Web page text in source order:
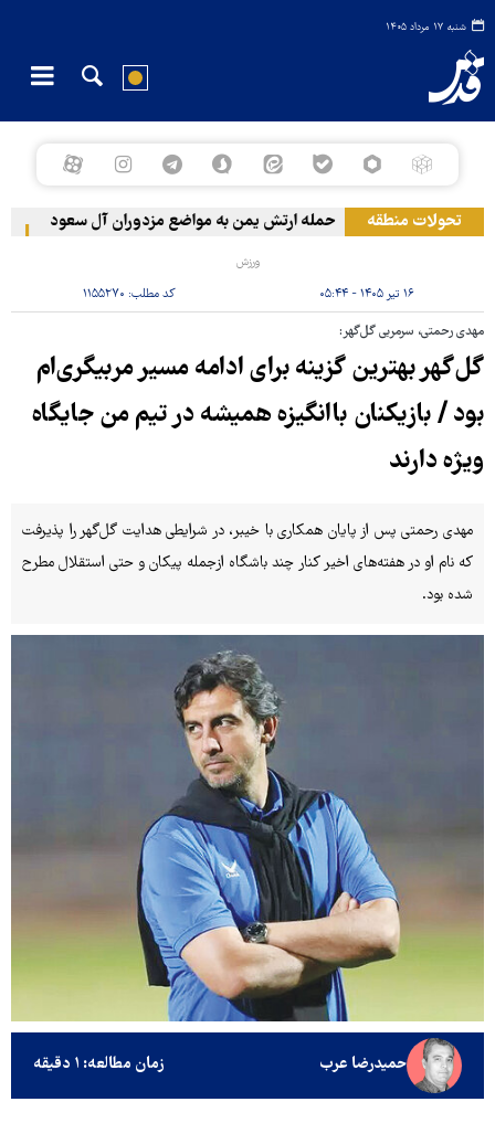
شنبه ۱۷ مرداد ۱۴۰۵
تحولات منطقه حمله ارتش یمن به مواضع مزدوران آل سعود
ورزش
۱۶ تیر ۱۴۰۵ - ۰۵:۴۴ کد مطلب: ۱۱۵۵۲۷۰
مهدی رحمتی، سرمربی گل‌گهر:
گل‌گهر بهترین گزینه برای ادامه مسیر مربیگری‌ام
بود / بازیکنان باانگیزه همیشه در تیم من جایگاه
ویژه دارند
مهدی رحمتی پس از پایان همکاری با خیبر، در شرایطی هدایت گل‌گهر را پذیرفت
که نام او در هفته‌های اخیر کنار چند باشگاه ازجمله پیکان و حتی استقلال مطرح
شده بود.
حمیدرضا عرب زمان مطالعه: ۱ دقیقه